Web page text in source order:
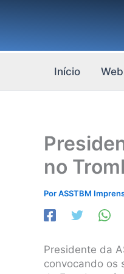
conteúdo
Início
no
PorASSTBM
Presidente da
convocando os